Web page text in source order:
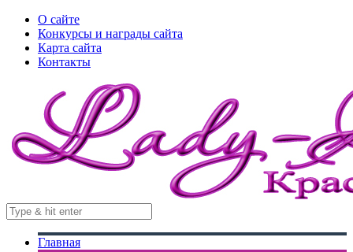
О сайте
Конкурсы и награды сайта
Карта сайта
Контакты
Главная